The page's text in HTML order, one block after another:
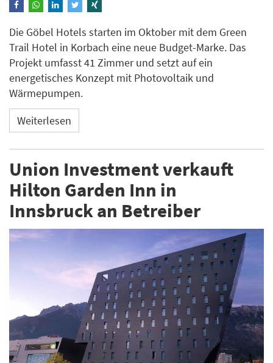
Die Göbel Hotels starten im Oktober mit dem Green
Trail Hotel in Korbach eine neue Budget-Marke. Das
Projekt umfasst 41 Zimmer und setzt auf ein
energetisches Konzept mit Photovoltaik und
Wärmepumpen.
Weiterlesen
Union Investment verkauft
Hilton Garden Inn in
Innsbruck an Betreiber